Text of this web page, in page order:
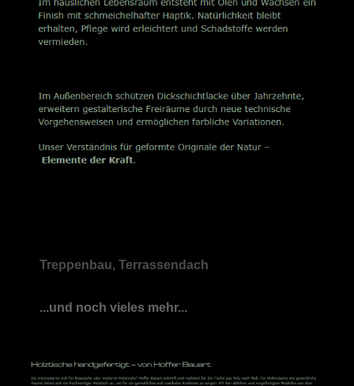
Treppenbau, Terrassendach
...und noch vieles mehr...